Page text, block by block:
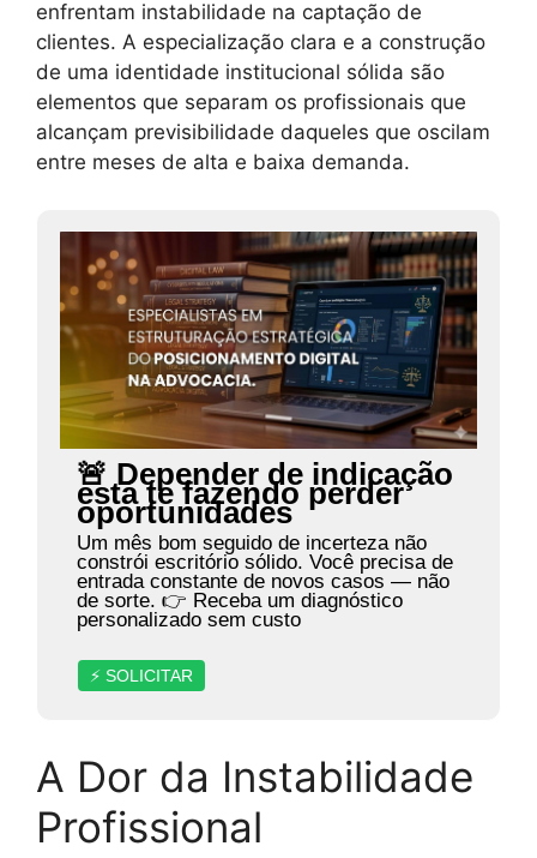
enfrentam instabilidade na captação de
clientes. A especialização clara e a construção
de uma identidade institucional sólida são
elementos que separam os profissionais que
alcançam previsibilidade daqueles que oscilam
entre meses de alta e baixa demanda.
🚨 Depender de indicação
está te fazendo perder
oportunidades
Um mês bom seguido de incerteza não
constrói escritório sólido. Você precisa de
entrada constante de novos casos — não
de sorte. 👉 Receba um diagnóstico
personalizado sem custo
⚡ SOLICITAR
A Dor da Instabilidade
Profissional